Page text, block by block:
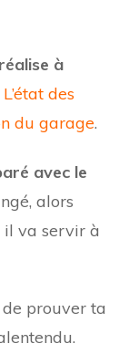
à
L’état des
du garage.
avec le
alors
il va servir à
prouver ta